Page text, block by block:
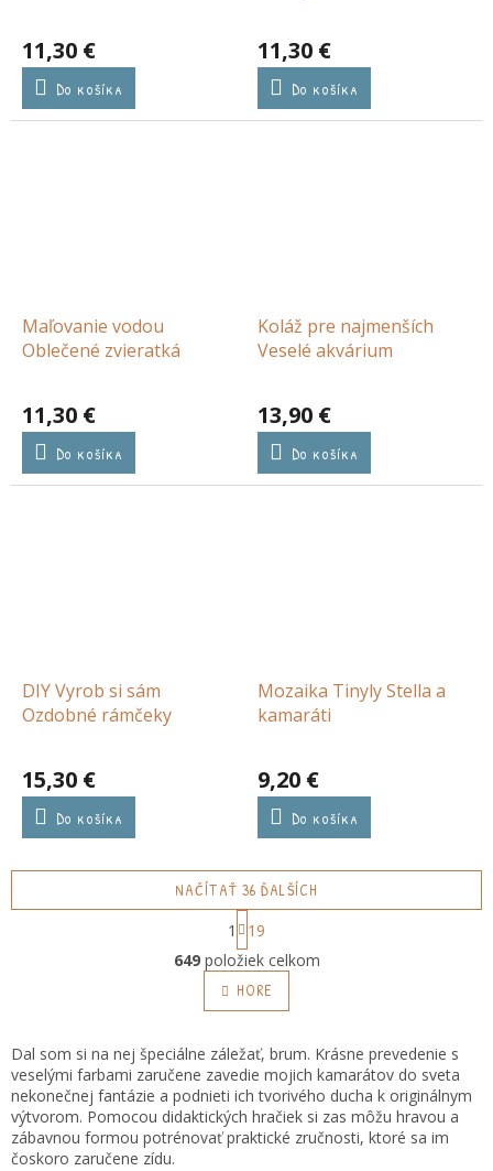
11,30 €
Do košíka
11,30 €
Do košíka
Maľovanie vodou
Oblečené zvieratká
11,30 €
Do košíka
Koláž pre najmenších
Veselé akvárium
13,90 €
Do košíka
DIY Vyrob si sám
Ozdobné rámčeky
15,30 €
Do košíka
Mozaika Tinyly Stella a
kamaráti
9,20 €
Do košíka
O
v
l
á
a
c
i
e
p
NAČÍTAŤ 36 ĎALŠÍCH
S
t
r
á
n
k
v
a
n
i
e
1
19
649položiek celkom
HORE
Dal som si na nej špeciálne záležať, brum. Krásne prevedenie s
veselými farbami zaručene zavedie mojich kamarátov do sveta
nekonečnej fantázie a podnieti ich tvorivého ducha k originálnym
výtvorom. Pomocou didaktických hračiek si zas môžu hravou a
zábavnou formou potrénovať praktické zručnosti, ktoré sa im
čoskoro zaručene zídu.